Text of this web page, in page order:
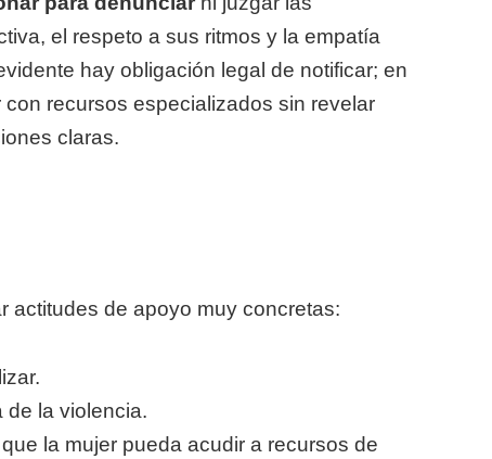
el respeto a sus ritmos y la empatía
hay obligación legal de notificar; en
recursos especializados sin revelar
claras.
actitudes de apoyo muy concretas:
de la violencia.
la mujer pueda acudir a recursos de